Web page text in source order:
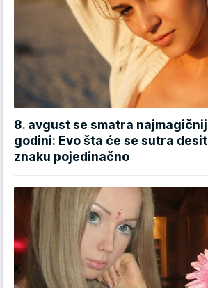
8. avgust se smatra
godini: Evo šta će se sutra
znaku pojedinačno